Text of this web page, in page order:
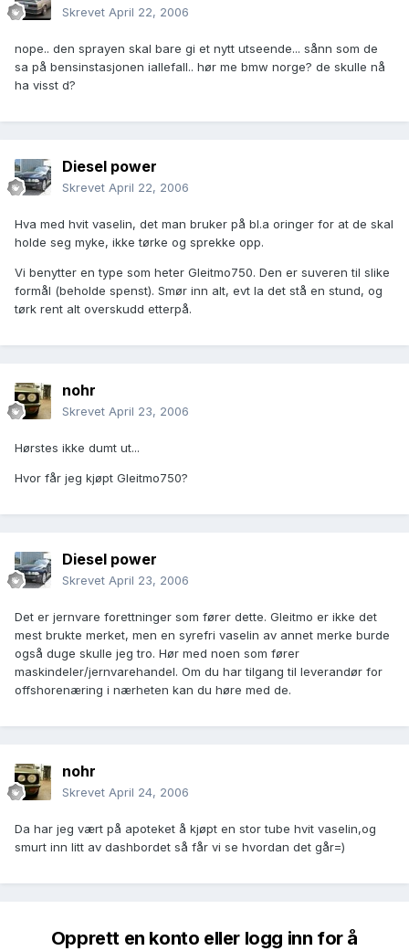
Skrevet April 22, 2006
nope.. den sprayen skal bare gi et nytt utseende... sånn som de
sa på bensinstasjonen iallefall.. hør me bmw norge? de skulle nå
ha visst d?
Diesel power
Skrevet April 22, 2006
Hva med hvit vaselin, det man bruker på bl.a oringer for at de skal
holde seg myke, ikke tørke og sprekke opp.
Vi benytter en type som heter Gleitmo750. Den er suveren til slike
formål (beholde spenst). Smør inn alt, evt la det stå en stund, og
tørk rent alt overskudd etterpå.
nohr
Skrevet April 23, 2006
Hørstes ikke dumt ut...
Hvor får jeg kjøpt Gleitmo750?
Diesel power
Skrevet April 23, 2006
Det er jernvare forettninger som fører dette. Gleitmo er ikke det
mest brukte merket, men en syrefri vaselin av annet merke burde
også duge skulle jeg tro. Hør med noen som fører
maskindeler/jernvarehandel. Om du har tilgang til leverandør for
offshorenæring i nærheten kan du høre med de.
nohr
Skrevet April 24, 2006
Da har jeg vært på apoteket å kjøpt en stor tube hvit vaselin,og
smurt inn litt av dashbordet så får vi se hvordan det går=)
Opprett en konto eller logg inn for å